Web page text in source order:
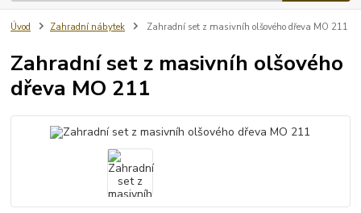
Úvod Zahradní nábytek Zahradní set z masivníh olšového dřeva MO 211
Zahradní set z masivníh olšového
dřeva MO 211